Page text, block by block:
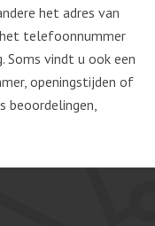
het adres van
het telefoonnummer
Soms vindt u ook een
openingstijden of
beoordelingen,